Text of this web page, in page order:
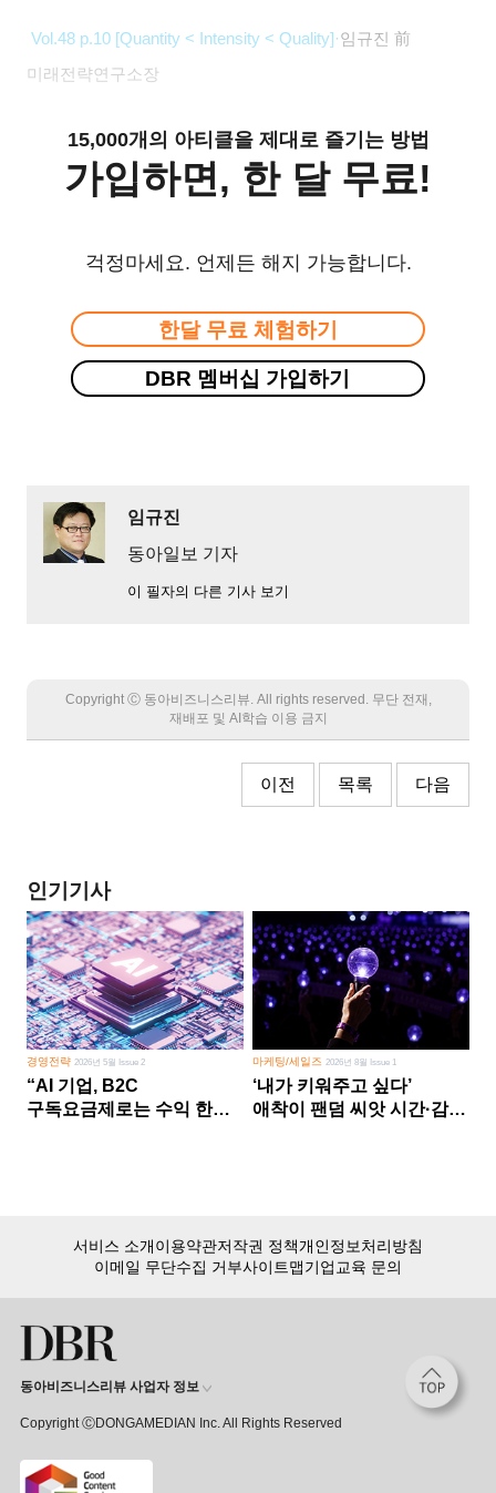
Vol.48 p.10 [Quantity < Intensity < Quality] ·임규진 前
미래전략연구소장
15,000개의 아티클을 제대로 즐기는 방법
가입하면, 한 달 무료!
걱정마세요. 언제든 해지 가능합니다.
한달 무료 체험하기
DBR 멤버십 가입하기
임규진
동아일보 기자
이 필자의 다른 기사 보기
Copyright Ⓒ 동아비즈니스리뷰. All rights reserved. 무단 전재,
재배포 및 AI학습 이용 금지
이전 목록 다음
인기기사
경영전략 2026년 5월 Issue 2
“AI 기업, B2C
구독요금제로는 수익 한계
마케팅/세일즈 2026년 8월 Issue 1
‘내가 키워주고 싶다’
애착이 팬덤 씨앗 시간·감정
15,000여 건의 DBR 콘텐츠를
서비스 소개이용약관저작권 정책개인정보처리방침
이메일 무단수집 거부사이트맵기업교육 문의
동아비즈니스리뷰 사업자 정보
Copyright ⒸDONGAMEDIAN Inc. All Rights Reserved